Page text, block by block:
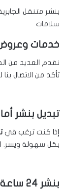
سلامات
خدمات وعروض
نقدم العديد من
تأكد من الاتصال
تبديل بنشر
إذا كنت ترغب في
بكل سهولة ويسر.
بنشر 24 ساعة الجابرية